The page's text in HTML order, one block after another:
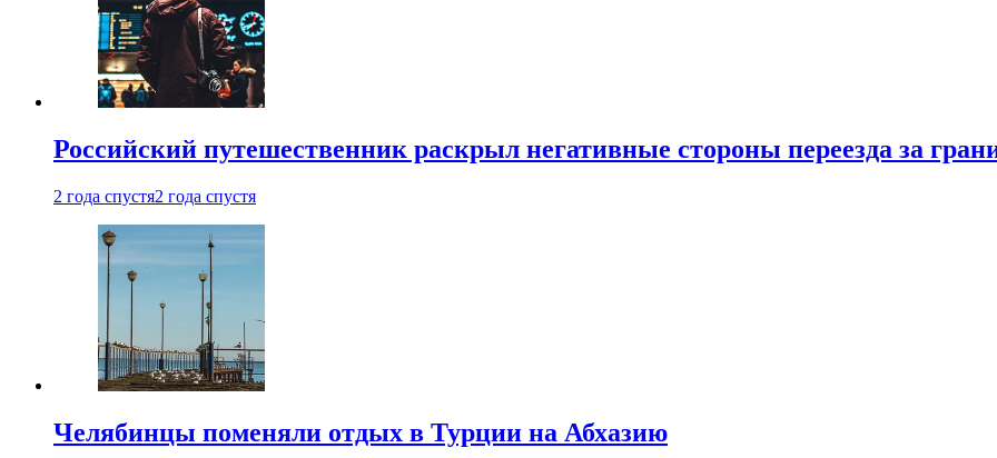
Российский путешественник раскрыл негативные стороны переезда за
2 года спустя2 года спустя
Челябинцы поменяли отдых в Турции на Абхазию